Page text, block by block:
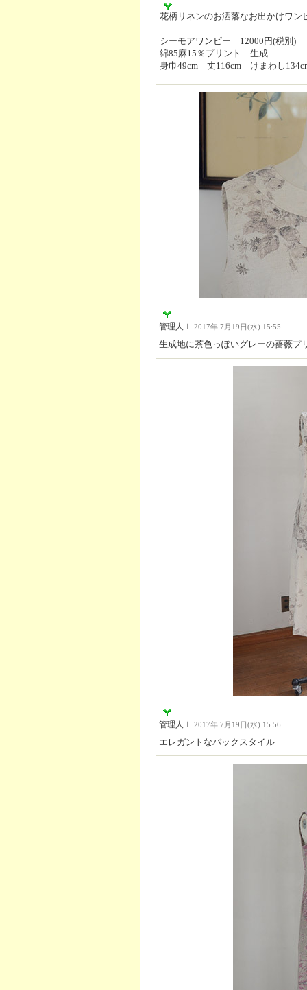
花柄リネンのお洒落なお出かけワン
シーモアワンピー 12000円(税別)
綿85麻15％プリント 生成
身巾49cm 丈116cm けまわし
管理人Ｉ 2017年 7月19日(水) 15:55
生成地に茶色っぽいグレーの薔薇プ
管理人Ｉ 2017年 7月19日(水) 15:56
エレガントなバックスタイル